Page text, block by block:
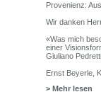
Provenienz:
Wir danken
«Was mich
einer
Giuliano Pedretti
Ernst Beyerle,
> Mehr lesen